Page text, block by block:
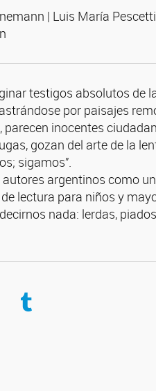
| Luis María
testigos absolutos de
por paisajes
inocentes
gozan del arte de la
sigamos”.
argentinos como
lectura para niños y
nada: lerdas,
Compartir en Tumblr